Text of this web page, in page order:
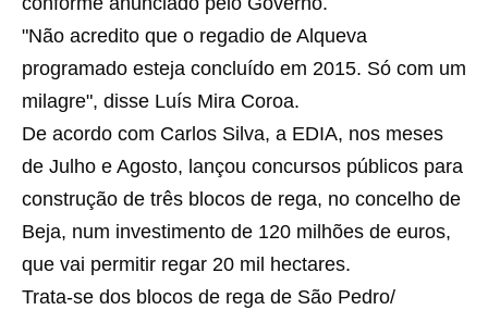
"Não acredito que o regadio de Alqueva
programado esteja concluído em 2015. Só com um
milagre", disse Luís Mira Coroa.
De acordo com Carlos Silva, a EDIA, nos meses
de Julho e Agosto, lançou concursos públicos para
construção de três blocos de rega, no concelho de
Beja, num investimento de 120 milhões de euros,
que vai permitir regar 20 mil hectares.
Trata-se dos blocos de rega de São Pedro/